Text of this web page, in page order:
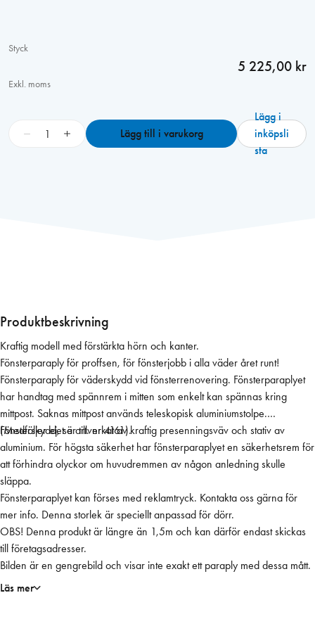
Styck
5 225,00 kr
Exkl. moms
l
y
1
8
0
x
2
2
0
c
m
e
x
s
t
+ Lägg till i varukorg
Lägg i
inköpsli
sta
Produktbeskrivning
Kraftig modell med förstärkta hörn och kanter.
Fönsterparaply för proffsen, för fönsterjobb i alla väder året runt!
Fönsterparaply för väderskydd vid fönsterrenovering. Fönsterparaplyet
har handtag med spännrem i mitten som enkelt kan spännas kring
mittpost. Saknas mittpost används teleskopisk aluminiumstolpe.
(Medföljer ej, se art. nr 4161).
Fönsterskyddet är tillverkat av kraftig presenningsväv och stativ av
aluminium. För högsta säkerhet har fönsterparaplyet en säkerhetsrem för
att förhindra olyckor om huvudremmen av någon anledning skulle
släppa.
Fönsterparaplyet kan förses med reklamtryck. Kontakta oss gärna för
mer info. Denna storlek är speciellt anpassad för dörr.
OBS! Denna produkt är längre än 1,5m och kan därför endast skickas
till företagsadresser.
Bilden är en gengrebild och visar inte exakt ett paraply med dessa mått.
Läs mer